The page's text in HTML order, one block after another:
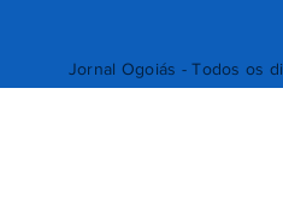
Jornal Ogoiás - Todos os